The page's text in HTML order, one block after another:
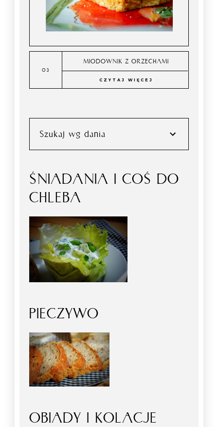
MIODOWNIK Z ORZECHAMI
CZYTAJ WIĘCEJ
Szukaj wg dania
ŚNIADANIA I COŚ DO
CHLEBA
PIECZYWO
OBIADY I KOLACJE